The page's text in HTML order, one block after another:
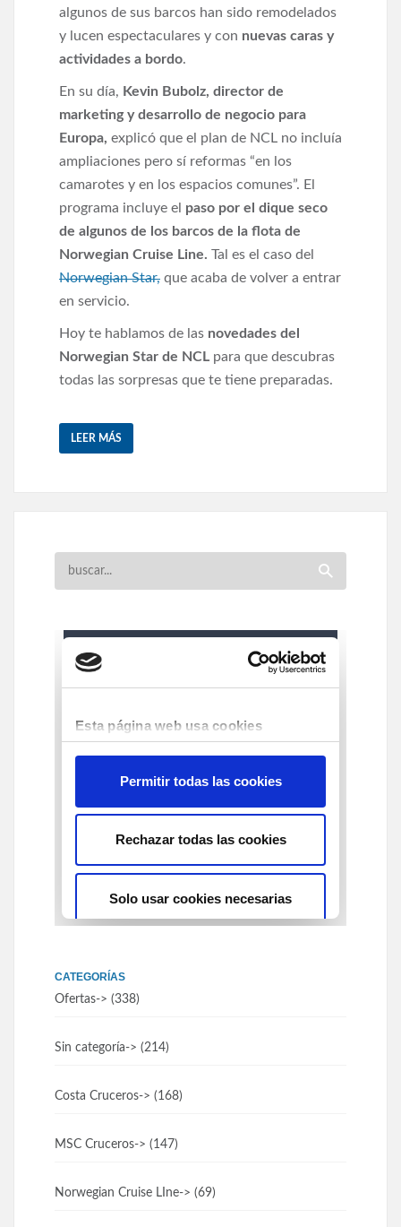
algunos de sus barcos han sido remodelados
y lucen espectaculares y con nuevas caras y
actividades a bordo.
En su día, Kevin Bubolz, director de
marketing y desarrollo de negocio para
Europa, explicó que el plan de NCL no incluía
ampliaciones pero sí reformas “en los
camarotes y en los espacios comunes”. El
programa incluye el paso por el dique seco
de algunos de los barcos de la flota de
Norwegian Cruise Line. Tal es el caso del
Norwegian Star, que acaba de volver a entrar
en servicio.
Hoy te hablamos de las novedades del
Norwegian Star de NCL para que descubras
todas las sorpresas que te tiene preparadas.
LEER MÁS
CATEGORÍAS
Ofertas-> (338)
Sin categoría-> (214)
Costa Cruceros-> (168)
MSC Cruceros-> (147)
Norwegian Cruise LIne-> (69)